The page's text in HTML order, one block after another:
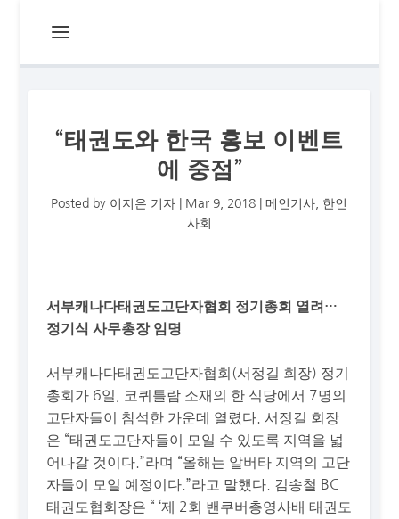
“태권도와 한국 홍보 이벤트
에 중점”
Posted by 이지은 기자 Mar 9, 2018 |메인기사
한인
사회
서부캐나다태권도고단자협회 정기총회 열려…
정기식 사무총장 임명
서부캐나다태권도고단자협회(서정길 회장) 정기
총회가 6일, 코퀴틀람 소재의 한 식당에서 7명의
고단자들이 참석한 가운데 열렸다. 서정길 회장
은 “태권도고단자들이 모일 수 있도록 지역을 넓
어나갈 것이다.”라며 “올해는 알버타 지역의 고단
자들이 모일 예정이다.”라고 말했다. 김송철 BC
태권도협회장은 “ ‘제 2회 밴쿠버총영사배 태권도